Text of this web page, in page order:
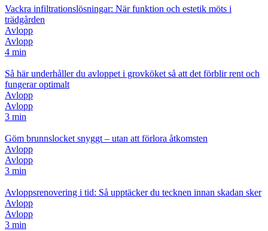
Vackra infiltrationslösningar: När funktion och estetik möts i
trädgården
Avlopp
Avlopp
4 min
Så här underhåller du avloppet i grovköket så att det förblir rent och
fungerar optimalt
Avlopp
Avlopp
3 min
Göm brunnslocket snyggt – utan att förlora åtkomsten
Avlopp
Avlopp
3 min
Avloppsrenovering i tid: Så upptäcker du tecknen innan skadan sker
Avlopp
Avlopp
3 min